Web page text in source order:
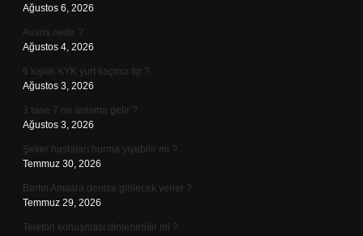
Ağustos 6, 2026
Avans nedir ?
Ağustos 4, 2026
6 kişilik KYK yurt kaçıncı tip ?
Ağustos 3, 2026
3 tane 7 ne anlama gelir ?
Ağustos 3, 2026
Şeker hastaları hurma yiyebilir mi ?
Temmuz 30, 2026
Bartın Amasra denize girilecek yerler ?
Temmuz 29, 2026
Telefon konuşması dinlenebilir mi ?